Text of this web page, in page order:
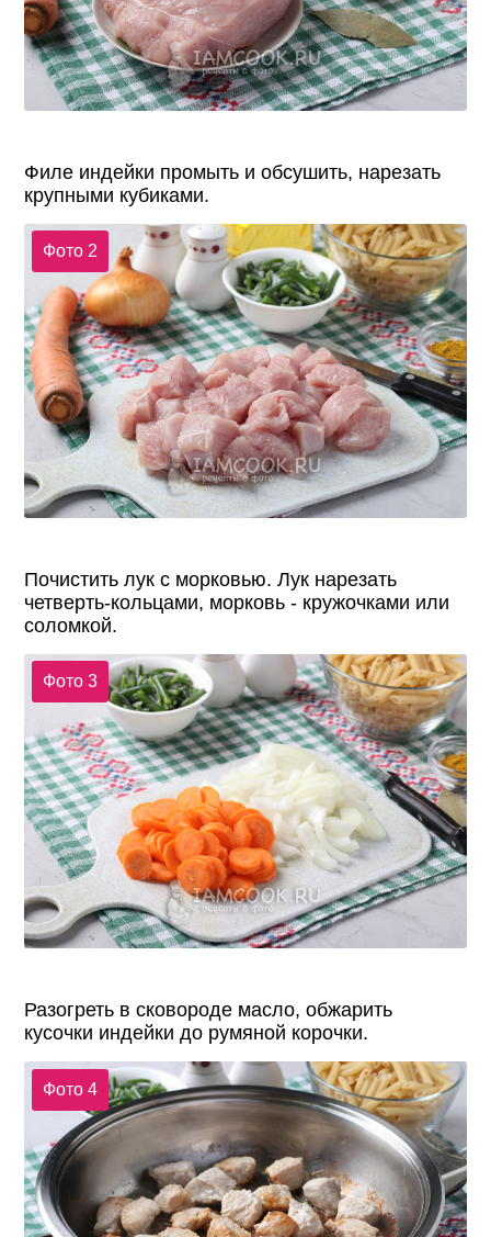
Филе индейки промыть и обсушить, нарезать
крупными кубиками.
Фото 2
Почистить лук с морковью. Лук нарезать
четверть-кольцами, морковь - кружочками или
соломкой.
Фото 3
Разогреть в сковороде масло, обжарить
кусочки индейки до румяной корочки.
Фото 4